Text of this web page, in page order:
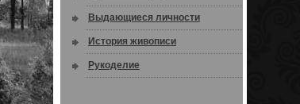
Выдающиеся личности
История живописи
Рукоделие